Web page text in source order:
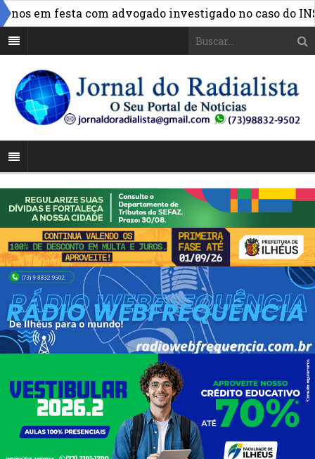
festa com advogado investigado no caso do INSS »